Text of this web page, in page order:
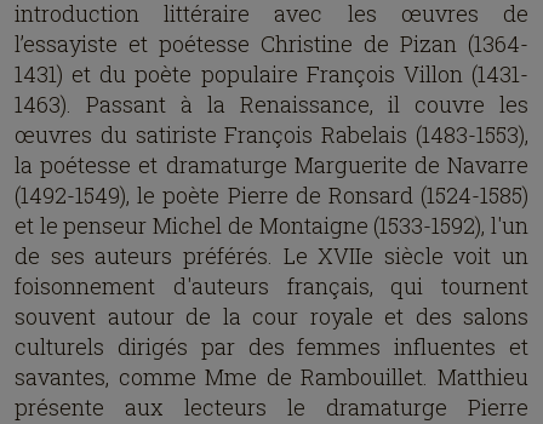
introduction littéraire avec les œuvres de
l’essayiste et poétesse Christine de Pizan (1364-
1431) et du poète populaire François Villon (1431-
1463). Passant à la Renaissance, il couvre les
œuvres du satiriste François Rabelais (1483-1553),
la poétesse et dramaturge Marguerite de Navarre
(1492-1549), le poète Pierre de Ronsard (1524-1585)
et le penseur Michel de Montaigne (1533-1592), l'un
de ses auteurs préférés. Le XVIIe siècle voit un
foisonnement d'auteurs français, qui tournent
souvent autour de la cour royale et des salons
culturels dirigés par des femmes influentes et
savantes, comme Mme de Rambouillet. Matthieu
présente aux lecteurs le dramaturge Pierre